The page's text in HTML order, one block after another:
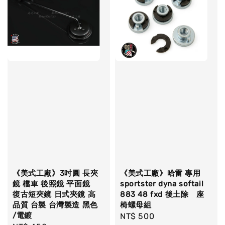
《美式工廠》3吋圓 長夾
鏡 檔車 後照鏡 平面鏡
復古短夾鏡 日式夾鏡 高
品質 台製 台灣製造 黑色
/電鍍
《美式工廠》哈雷 專用
sportster dyna softail
883 48 fxd 後土除 座
椅螺母組
Regular
NT$ 500